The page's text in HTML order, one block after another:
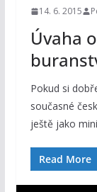
14. 6. 2015
Úvaha
Pokud si
současné
ještě jako
Read More